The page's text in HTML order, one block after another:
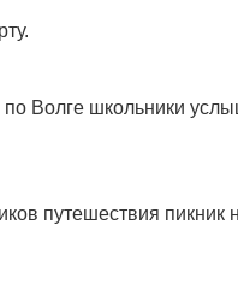
Волге школьники
путешествия пикник